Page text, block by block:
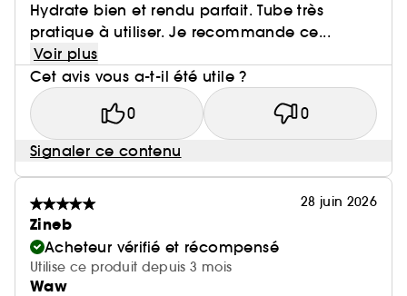
Hydrate bien et rendu parfait. Tube très
pratique à utiliser. Je recommande ce...
Voir plus
Cet avis vous a-t-il été utile ?
0 0
Signaler ce contenu
28 juin 2026
Zineb
Acheteur vérifié et récompensé
Utilise ce produit depuis 3 mois
Waw